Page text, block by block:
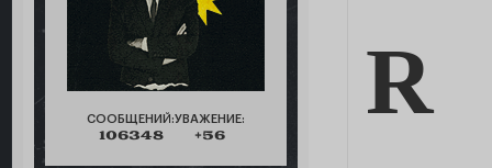
СООБЩЕНИЙ:
106348
УВАЖЕНИЕ:
+56